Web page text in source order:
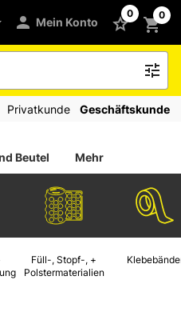
Mein Konto
0 0
Privatkunde Geschäftskunde
Beutel Mehr
Füll-, Stopf-, +
Polstermaterialien